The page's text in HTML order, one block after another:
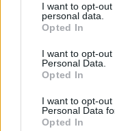
I want to opt-
personal data.
Opted In
I want to opt-
Personal Data.
Opted In
I want to opt-
Personal Data
Opted In
Κάρτα Αγρότη: Τι
χρηματοδοτήσεις
6 Αυγούστου, 2026
Νέα χρηματοδότηση
Αγιοβασιλιώτικου